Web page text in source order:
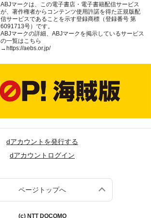
ABJマークは、この電子書店・電子書籍配信サービス
が、著作権者からコンテンツ使用許諾を得た正規版配
信サービスであることを示す登録商標（登録番号 第
6091713号）です。
ABJマークの詳細、ABJマークを掲示しているサービス
の一覧はこちら
→https://aebs.or.jp/
dアカウントを発行する
dアカウントログイン
ページトップへ
(c) NTT DOCOMO